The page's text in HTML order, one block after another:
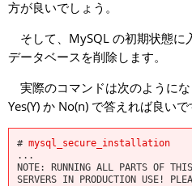
方が良いでしょう。
そして、MySQL の初期状態に
データベースを削除します。
実際のコマンドは次のようにな
Yes(Y) か No(n) で答えれば良いで
# mysql_secure_installation
...
NOTE: RUNNING ALL PARTS OF
SERVERS IN PRODUCTION USE!